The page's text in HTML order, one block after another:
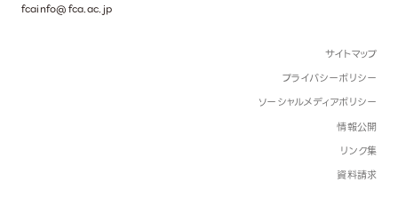
fcainfo@fca.ac.jp
サイトマップ
プライバシーポリシー
ソーシャルメディアポリシー
情報公開
リンク集
資料請求